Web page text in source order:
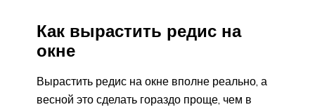
Как вырастить редис на
окне
Вырастить редис на окне вполне реально, а
весной это сделать гораздо проще, чем в